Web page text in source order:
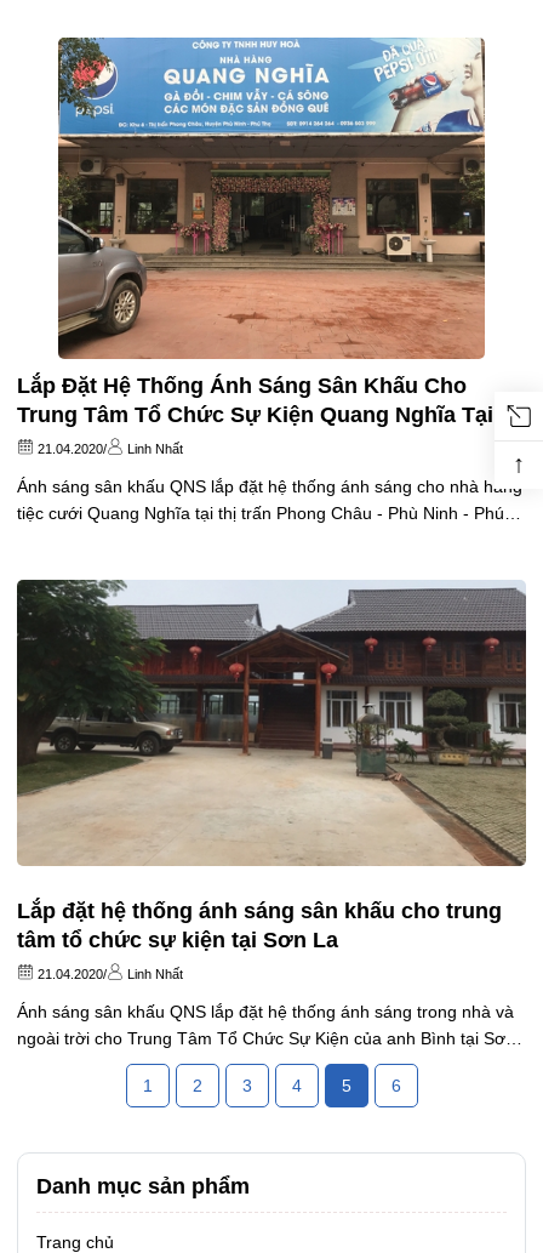
color QNS, 8 Led Cob 4x100W QNS. Điều khiển qua bàn...
Lắp Đặt Hệ Thống Ánh Sáng Sân Khấu Cho
Trung Tâm Tổ Chức Sự Kiện Quang Nghĩa Tại
Phú Thọ
21.04.2020/ Linh Nhất
Ánh sáng sân khấu QNS lắp đặt hệ thống ánh sáng cho nhà hàng
tiệc cưới Quang Nghĩa tại thị trấn Phong Châu - Phù Ninh - Phú
Lắp đặt hệ thống ánh sáng sân khấu cho trung
tâm tổ chức sự kiện tại Sơn La
21.04.2020/ Linh Nhất
Ánh sáng sân khấu QNS lắp đặt hệ thống ánh sáng trong nhà và
ngoài trời cho Trung Tâm Tổ Chức Sự Kiện của anh Bình tại Sơn
La với mức đầu tư tầm trung. Trong tương lai sẽ mở rộng thêm
gấp nhiều lần. Hệ thống ánh sáng sân khấu trong...
1 2 3 4 5 6
Danh mục sản phẩm
Trang chủ
↑